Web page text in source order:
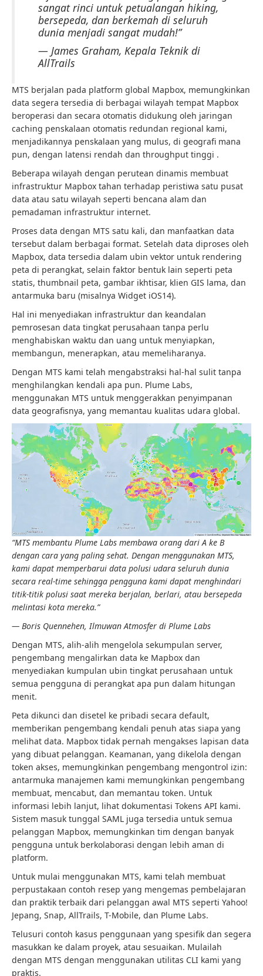
sangat rinci untuk petualangan hiking,
bersepeda, dan berkemah di seluruh
dunia menjadi sangat mudah!”
— James Graham, Kepala Teknik di
AllTrails
MTS berjalan pada platform global Mapbox, memungkinkan
data segera tersedia di berbagai wilayah tempat Mapbox
beroperasi dan secara otomatis didukung oleh jaringan
caching penskalaan otomatis redundan regional kami,
menjadikannya penskalaan yang mulus, di geografi mana
pun, dengan latensi rendah dan throughput tinggi .
Beberapa wilayah dengan perutean dinamis membuat
infrastruktur Mapbox tahan terhadap peristiwa satu pusat
data atau satu wilayah seperti bencana alam dan
pemadaman infrastruktur internet.
Proses data dengan MTS satu kali, dan manfaatkan data
tersebut dalam berbagai format.​ Setelah data diproses oleh
Mapbox, data tersedia dalam ubin vektor untuk rendering
peta di perangkat, selain faktor bentuk lain seperti peta
statis, thumbnail peta, gambar ikhtisar, klien GIS lama, dan
antarmuka baru (misalnya Widget iOS14).
Hal ini menyediakan infrastruktur dan keandalan
pemrosesan data tingkat perusahaan tanpa perlu
menghabiskan waktu dan uang untuk menyiapkan,
membangun, menerapkan, atau memeliharanya.
Dengan MTS kami telah mengabstraksi hal-hal sulit tanpa
menghilangkan kendali apa pun. Plume Labs,
menggunakan MTS untuk menggerakkan penyimpanan
data geografisnya, yang memantau kualitas udara global.
“MTS membantu Plume Labs membawa orang dari A ke B
dengan cara yang paling sehat. Dengan menggunakan MTS,
kami dapat memperbarui data polusi udara seluruh dunia
secara real-time sehingga pengguna kami dapat menghindari
titik-titik polusi saat mereka berjalan, berlari, atau bersepeda
melintasi kota mereka.”
— Boris Quennehen, Ilmuwan Atmosfer di Plume Labs
Dengan MTS, alih-alih mengelola sekumpulan server,
pengembang mengalirkan data ke Mapbox dan
menyediakan kumpulan ubin tingkat perusahaan untuk
semua pengguna di perangkat apa pun dalam hitungan
menit.
Peta dikunci dan disetel ke pribadi secara default,
memberikan pengembang kendali penuh atas siapa yang
melihat data. Mapbox tidak pernah mengakses lapisan data
yang dibuat pelanggan. Keamanan, yang dikelola dengan
token akses, memungkinkan pengembang mengontrol izin:
antarmuka manajemen kami memungkinkan pengembang
membuat, mencabut, dan memantau token. Untuk
informasi lebih lanjut, lihat dokumentasi Tokens API kami.
Sistem masuk tunggal SAML juga tersedia untuk semua
pelanggan Mapbox, memungkinkan tim dengan banyak
pengguna untuk berkolaborasi dengan lebih aman di
platform.
Untuk mulai menggunakan MTS, kami telah membuat
perpustakaan contoh resep yang mengemas pembelajaran
dan praktik terbaik dari pelanggan awal MTS seperti Yahoo!
Jepang, Snap, AllTrails, T-Mobile, dan Plume Labs.
Telusuri contoh kasus penggunaan yang spesifik dan segera
masukkan ke dalam proyek, atau sesuaikan. Mulailah
dengan MTS dengan menggunakan utilitas CLI kami yang
praktis.